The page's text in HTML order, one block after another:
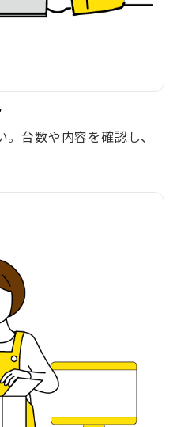
台数や内容を確認し、